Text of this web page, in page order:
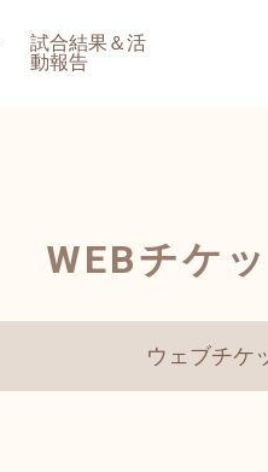
試合結果＆活
動報告
WEBチケ
ウェブチケ